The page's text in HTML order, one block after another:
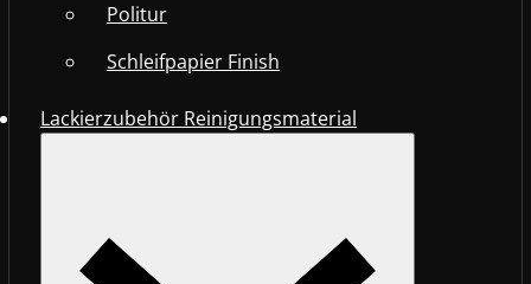
Politur
Schleifpapier Finish
Lackierzubehör Reinigungsmaterial